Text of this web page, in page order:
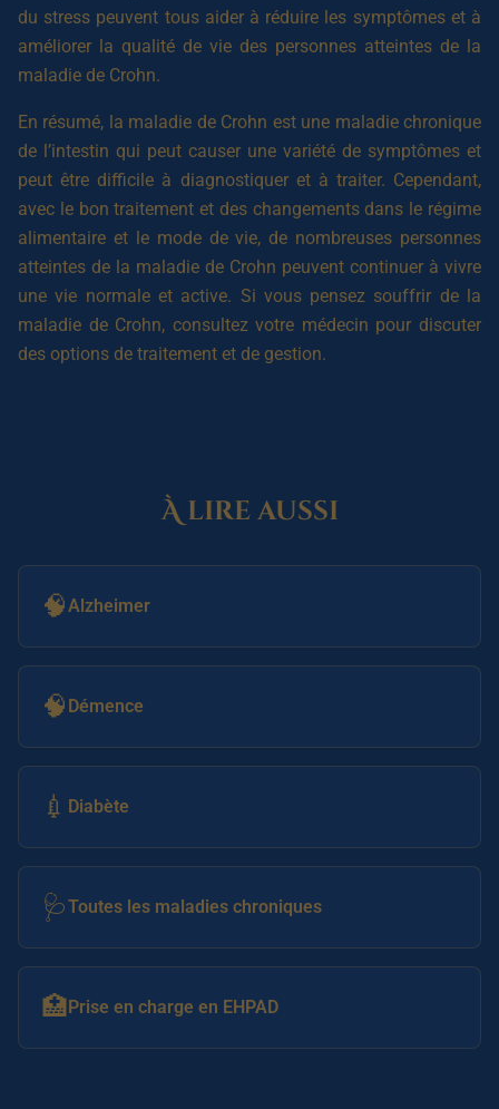
du stress peuvent tous aider à réduire les symptômes et à
améliorer la qualité de vie des personnes atteintes de la
maladie de Crohn.
En résumé, la maladie de Crohn est une maladie chronique
de l’intestin qui peut causer une variété de symptômes et
peut être difficile à diagnostiquer et à traiter. Cependant,
avec le bon traitement et des changements dans le régime
alimentaire et le mode de vie, de nombreuses personnes
atteintes de la maladie de Crohn peuvent continuer à vivre
une vie normale et active. Si vous pensez souffrir de la
maladie de Crohn, consultez votre médecin pour discuter
des options de traitement et de gestion.
À lire aussi
🧠Alzheimer
🧠 Démence
💉 Diabète
🩺Toutes les maladies chroniques
🏥Prise en charge en EHPAD